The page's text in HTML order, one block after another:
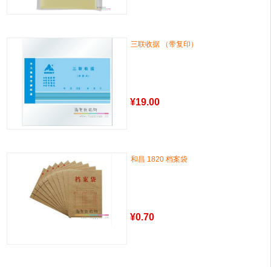
三联收据 （带复印）
¥19.00
和昌 1820 档案袋
¥0.70